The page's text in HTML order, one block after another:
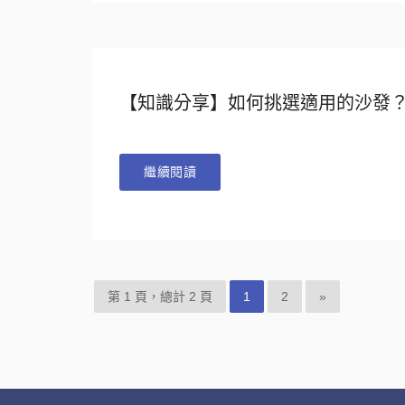
【知識分享】如何挑選適用的沙發
繼續閱讀
第 1 頁，總計 2 頁 1 2 »